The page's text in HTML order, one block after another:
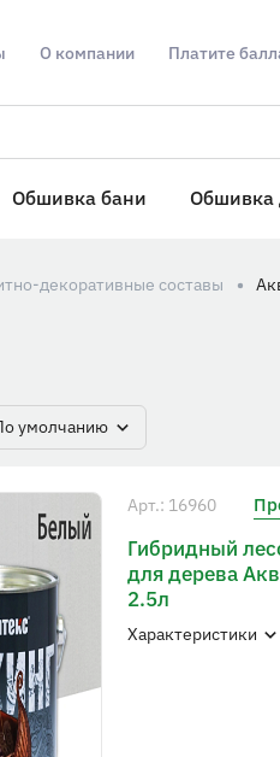
О компании Платите
Обшивка бани Обшивка
декоративные составы
умолчанию
Арт.: 16960
Гибридный
для дерева
2.5л
Характеристики